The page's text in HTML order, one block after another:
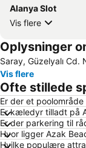
Alanya Slot
Vis flere
Oplysninger
Saray, Güzelyalı
Vis flere
Ofte stillede
Er der et
Er kæledyr tilladt på
Er der parkering til
Hvor ligger Azak
Hvilke populære